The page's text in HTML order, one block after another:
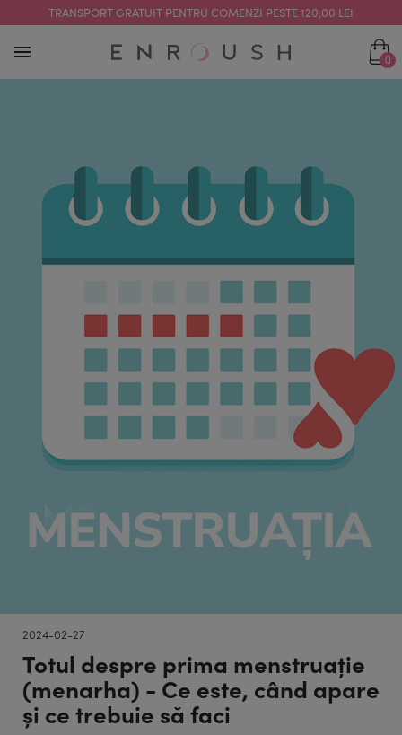
TRANSPORT GRATUIT PENTRU COMENZI PESTE 120,00 LEI
0
2024-02-27
Totul despre prima menstruație
(menarha) - Ce este, când apare
și ce trebuie să faci